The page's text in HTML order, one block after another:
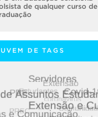
de qualquer curso de
DE TAGS